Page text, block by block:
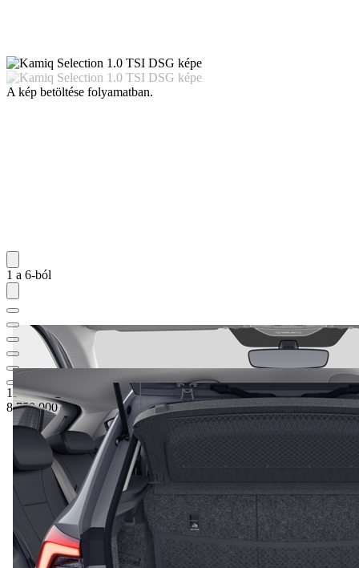
A kép betöltése folyamatban.
1 a 6-ból
11 583 050 Ft
Teljes ajánlott kiskereskedelmi ár
8 750 000 Ft5